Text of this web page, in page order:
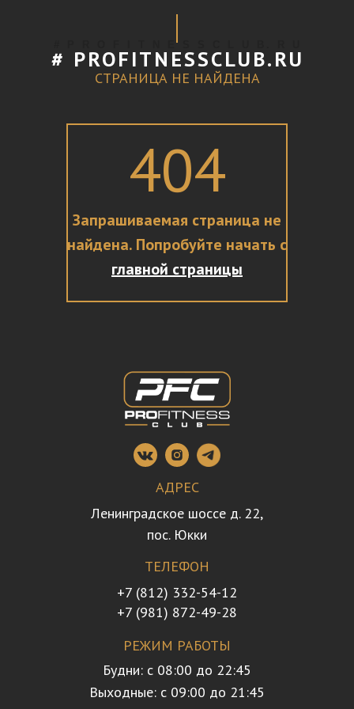
404
Запрашиваемая страница не
найдена. Попробуйте начать с
главной страницы
# P R O F I T N E S S C L U B. R U
СТРАНИЦА НЕ НАЙДЕНА
# PROFITNESSCLUB.RU
ТЕЛЕФОН
+7 (812) 332-54-12
+7 (981) 872-49-28
РЕЖИМ РАБОТЫ
Будни: с 08:00 до 22:45
Выходные: с 09:00 до 21:45
АДРЕС
Ленинградское шоссе д. 22,
пос. Юкки